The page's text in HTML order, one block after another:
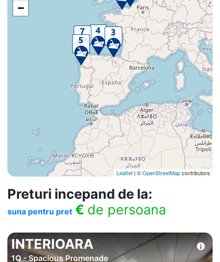
−
Leaflet | ©OpenStreetMapcontributors
Preturi incepand de la:
suna pentru pret € de persoana
INTERIOARA
1Q - Spacious Promenade